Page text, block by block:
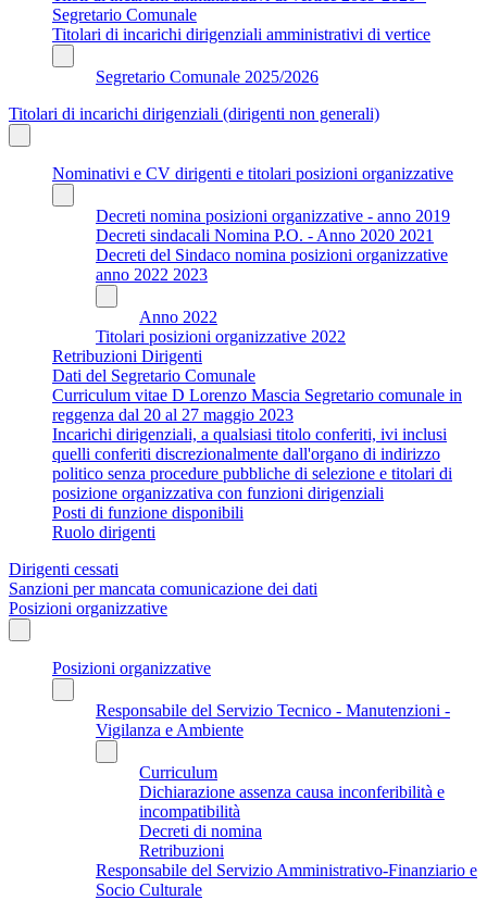
Segretario Comunale
Titolari di incarichi dirigenziali amministrativi di vertice
Segretario Comunale 2025/2026
Titolari di incarichi dirigenziali (dirigenti non generali)
Nominativi e CV dirigenti e titolari posizioni organizzative
Decreti nomina posizioni organizzative - anno 2019
Decreti sindacali Nomina P.O. - Anno 2020 2021
Decreti del Sindaco nomina posizioni organizzative
anno 2022 2023
Anno 2022
Titolari posizioni organizzative 2022
Retribuzioni Dirigenti
Dati del Segretario Comunale
Curriculum vitae D Lorenzo Mascia Segretario comunale in
reggenza dal 20 al 27 maggio 2023
Incarichi dirigenziali, a qualsiasi titolo conferiti, ivi inclusi
quelli conferiti discrezionalmente dall'organo di indirizzo
politico senza procedure pubbliche di selezione e titolari di
posizione organizzativa con funzioni dirigenziali
Posti di funzione disponibili
Ruolo dirigenti
Dirigenti cessati
Sanzioni per mancata comunicazione dei dati
Posizioni organizzative
Posizioni organizzative
Responsabile del Servizio Tecnico - Manutenzioni -
Vigilanza e Ambiente
Curriculum
Dichiarazione assenza causa inconferibilità e
incompatibilità
Decreti di nomina
Retribuzioni
Responsabile del Servizio Amministrativo-Finanziario e
Socio Culturale